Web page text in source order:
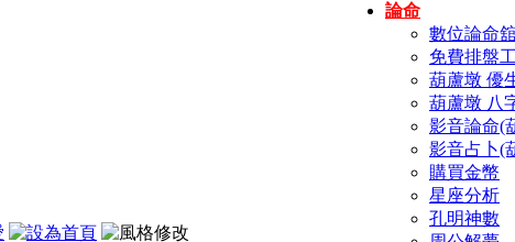
論命
數位論命
免費排盤
葫蘆墩 優
葫蘆墩 八
影音論命(
影音占卜(
購買金幣
星座分析
孔明神數